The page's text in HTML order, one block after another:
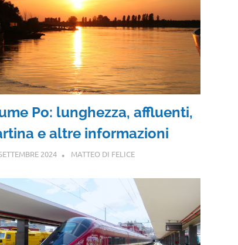
Po: lunghezza, affluenti,
e altre informazioni
2024 MATTEO DI FELICE